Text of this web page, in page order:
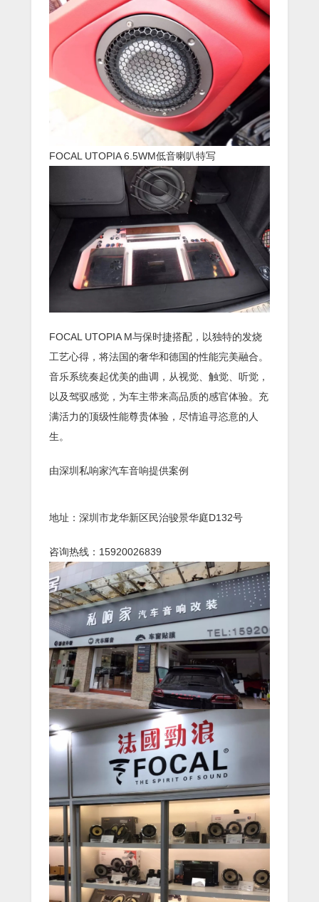
FOCAL UTOPIA 6.5WM低音喇叭特写
FOCAL UTOPIA M与保时捷搭配，以独特的发烧
工艺心得，将法国的奢华和德国的性能完美融合。
音乐系统奏起优美的曲调，从视觉、触觉、听觉，
以及驾驭感觉，为车主带来高品质的感官体验。充
满活力的顶级性能尊贵体验，尽情追寻恣意的人
生。
由深圳私响家汽车音响提供案例
地址：深圳市龙华新区民治骏景华庭D132号
咨询热线：15920026839